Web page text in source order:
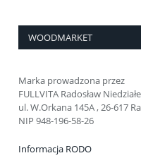
WOODMARKET
Marka prowadzona przez
FULLVITA Radosław
ul. W.Orkana 145A , 26-617
NIP 948-196-58-26
Informacja RODO